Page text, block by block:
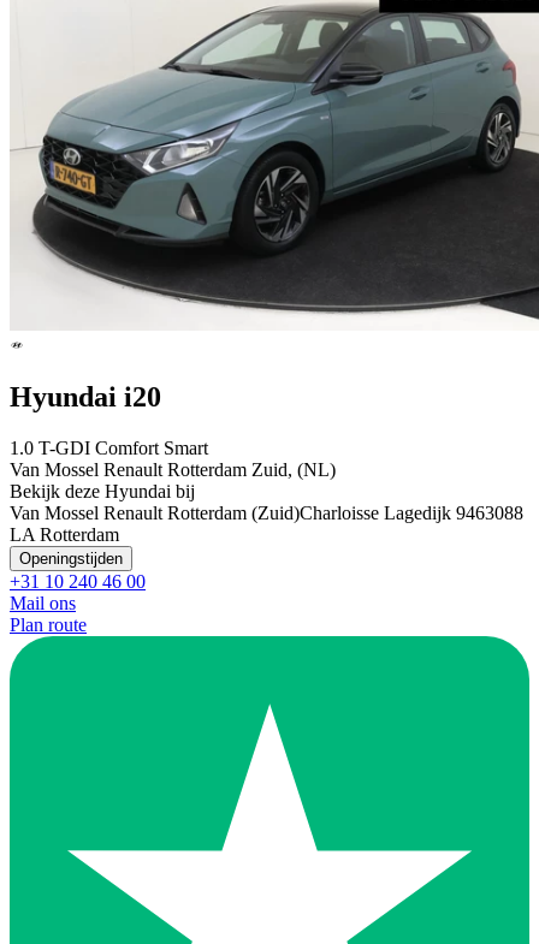
Hyundai i20
1.0 T-GDI Comfort Smart
Van Mossel Renault Rotterdam Zuid, (NL)
Bekijk deze Hyundai bij
Van Mossel Renault Rotterdam (Zuid)Charloisse Lagedijk 9463088
LA Rotterdam
Openingstijden
+31 10 240 46 00
Mail ons
Plan route